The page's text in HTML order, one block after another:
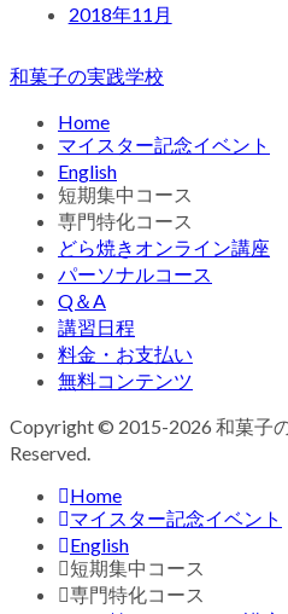
2018年11月
和菓子の実践学校
Home
マイスター記念イベント
English
短期集中コース
専門特化コース
どら焼きオンライン講座
パーソナルコース
Q＆A
講習日程
料金・お支払い
無料コンテンツ
Copyright © 2015-2026 和菓子
Reserved.
Home
マイスター記念イベント
English
短期集中コース
専門特化コース